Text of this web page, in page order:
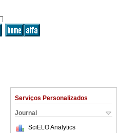
Serviços Personalizados
Journal
SciELO Analytics